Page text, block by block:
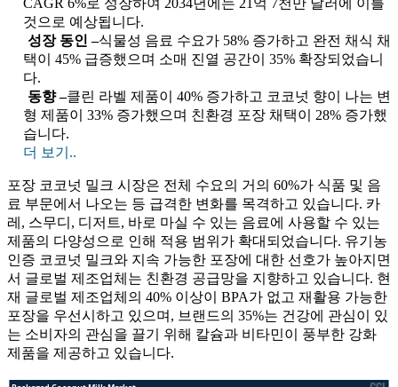
CAGR 6%로 성장하여 2034년에는 21억 7천만 달러에 이를
것으로 예상됩니다.
성장 동인 –식물성 음료 수요가 58% 증가하고 완전 채식 채
택이 45% 급증했으며 소매 진열 공간이 35% 확장되었습니
다.
동향 –클린 라벨 제품이 40% 증가하고 코코넛 향이 나는 변
형 제품이 33% 증가했으며 친환경 포장 채택이 28% 증가했
습니다.
더 보기..
포장 코코넛 밀크 시장은 전체 수요의 거의 60%가 식품 및 음
료 부문에서 나오는 등 급격한 변화를 목격하고 있습니다. 카
레, 스무디, 디저트, 바로 마실 수 있는 음료에 사용할 수 있는
제품의 다양성으로 인해 적용 범위가 확대되었습니다. 유기농
인증 코코넛 밀크와 지속 가능한 포장에 대한 선호가 높아지면
서 글로벌 제조업체는 친환경 공급망을 지향하고 있습니다. 현
재 글로벌 제조업체의 40% 이상이 BPA가 없고 재활용 가능한
포장을 우선시하고 있으며, 브랜드의 35%는 건강에 관심이 있
는 소비자의 관심을 끌기 위해 칼슘과 비타민이 풍부한 강화
제품을 제공하고 있습니다.